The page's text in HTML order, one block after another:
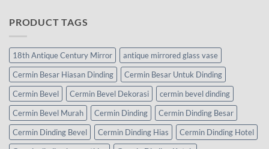
PRODUCT TAGS
18th Antique Century Mirror
antique mirrored glass vase
Cermin Besar Hiasan Dinding
Cermin Besar Untuk Dinding
Cermin Bevel
Cermin Bevel Dekorasi
cermin bevel dinding
Cermin Bevel Murah
Cermin Dinding
Cermin Dinding Besar
Cermin Dinding Bevel
Cermin Dinding Hias
Cermin Dinding Hotel